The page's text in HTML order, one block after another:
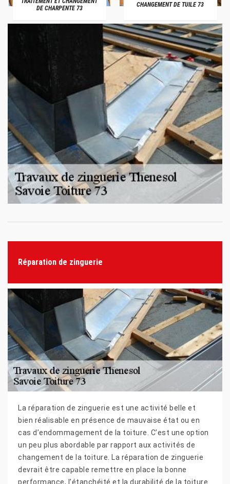
DE CHARPENTE 73
CHANGEMENT DE TUILE 73
Réparation de zinguerie
La réparation de zinguerie est une activité belle et
bien réalisable en présence de mauvaise état ou en
cas d’endommagement de la toiture. C’est une option
un peu plus abordable par rapport aux activités de
changement de la toiture. La réparation de zinguerie
devrait être capable remettre en place la bonne
performance, l’étanchéité et la durabilité de la toiture